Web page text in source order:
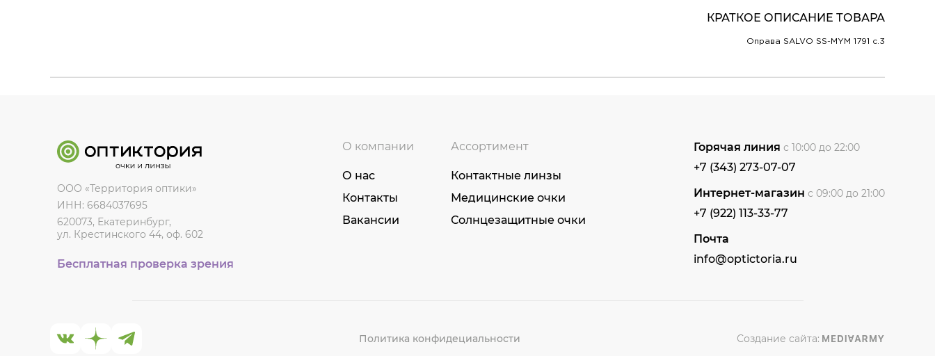
КРАТКОЕ ОПИСАНИЕ ТОВАРА
Оправа SALVO SS-MYM 1791 c.3
ООО «Территория оптики»
ИНН: 6684037695
620073, Екатеринбург,
ул. Крестинского 44, оф. 602
Бесплатная проверка зрения
О компании
О нас
Контакты
Вакансии
Ассортимент
Контактные линзы
Медицинские очки
Солнцезащитные очки
Горячая линия с 10:00 до 22:00
+7 (343) 273-07-07
Интернет-магазин с 09:00 до 21:00
+7 (922) 113-33-77
Почта
info@optictoria.ru
Политика конфидециальности Создание сайта: